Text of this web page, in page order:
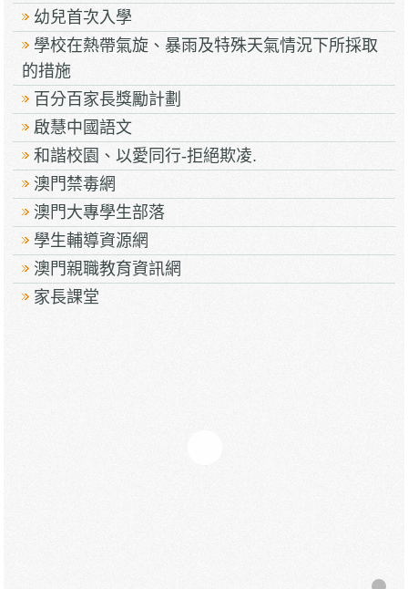
幼兒首次入學
學校在熱帶氣旋、暴雨及特殊天氣情況下所採取
的措施
百分百家長獎勵計劃
啟慧中國語文
和諧校園、以愛同行-拒絕欺凌.
澳門禁毒網
澳門大專學生部落
學生輔導資源網
澳門親職教育資訊網
家長課堂